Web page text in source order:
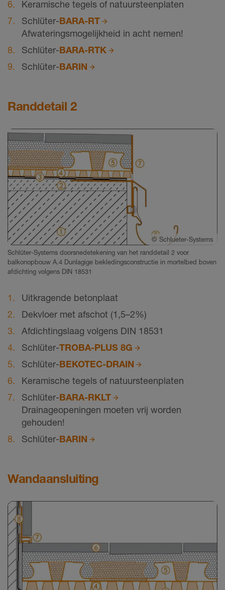
Keramische tegels of natuursteenplaten
Schlüter-BARA-RT
Afwateringsmogelijkheid in acht nemen!
Schlüter-BARA-RTK
Schlüter-BARIN
Randdetail 2
© Schlueter-Systems
Schlüter-Systems doorsnedetekening van het randdetail 2 voor
balkonopbouw A.4 Dunlagige bekledingsconstructie in mortelbed boven
afdichting volgens DIN 18531
Uitkragende betonplaat
Dekvloer met afschot (1,5–2%)
Afdichtingslaag volgens DIN 18531
Schlüter-TROBA-PLUS 8G
Schlüter-BEKOTEC-DRAIN
Keramische tegels of natuursteenplaten
Schlüter-BARA-RKLT
Drainageopeningen moeten vrij worden
gehouden!
Schlüter-BARIN
Wandaansluiting